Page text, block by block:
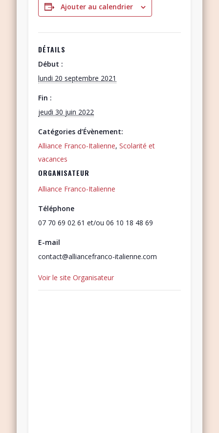
Ajouter au calendrier
DÉTAILS
Début :
lundi 20 septembre 2021
Fin :
jeudi 30 juin 2022
Catégories d’Évènement:
Alliance Franco-Italienne,Scolarité et
vacances
ORGANISATEUR
Alliance Franco-Italienne
Téléphone
07 70 69 02 61 et/ou 06 10 18 48 69
E-mail
contact@alliancefranco-italienne.com
Voir le site Organisateur